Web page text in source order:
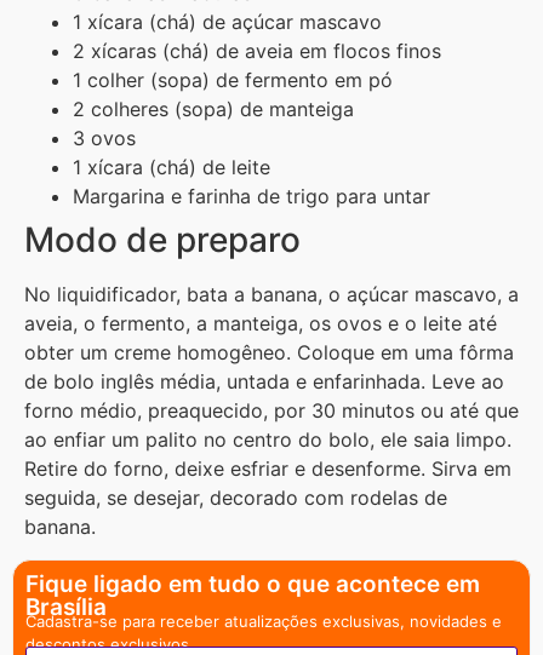
1 xícara (chá) de açúcar mascavo
2 xícaras (chá) de aveia em flocos finos
1 colher (sopa) de fermento em pó
2 colheres (sopa) de manteiga
3 ovos
1 xícara (chá) de leite
Margarina e farinha de trigo para untar
Modo de preparo
No liquidificador, bata a banana, o açúcar mascavo, a
aveia, o fermento, a manteiga, os ovos e o leite até
obter um creme homogêneo. Coloque em uma fôrma
de bolo inglês média, untada e enfarinhada. Leve ao
forno médio, preaquecido, por 30 minutos ou até que
ao enfiar um palito no centro do bolo, ele saia limpo.
Retire do forno, deixe esfriar e desenforme. Sirva em
seguida, se desejar, decorado com rodelas de
banana.
Fique ligado em tudo o que acontece em
Brasília
Cadastra-se para receber atualizações exclusivas, novidades e
descontos exclusivos.